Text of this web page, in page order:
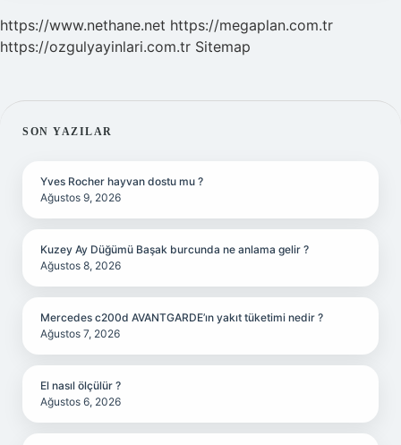
https://www.nethane.net https://megaplan.com.tr
https://ozgulyayinlari.com.tr Sitemap
SIDEBAR
SON YAZILAR
Yves Rocher hayvan dostu mu ?
Ağustos 9, 2026
Kuzey Ay Düğümü Başak burcunda ne anlama gelir ?
Ağustos 8, 2026
Mercedes c200d AVANTGARDE’ın yakıt tüketimi nedir ?
Ağustos 7, 2026
El nasıl ölçülür ?
Ağustos 6, 2026